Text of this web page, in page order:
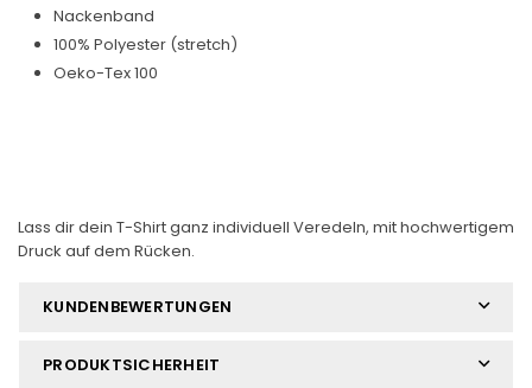
Nackenband
100% Polyester (stretch)
Oeko-Tex 100
Lass dir dein T-Shirt ganz individuell Veredeln, mit hochwertigem
Druck auf dem Rücken.
KUNDENBEWERTUNGEN
PRODUKTSICHERHEIT